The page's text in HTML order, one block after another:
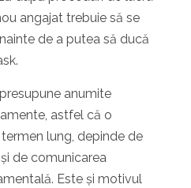
angajat trebuie să se
de a putea să ducă
anumite
astfel că o
lung, depinde de
de comunicarea
Este și motivul